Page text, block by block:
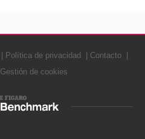
Política de privacidad
Contacto
Gestión de cookies